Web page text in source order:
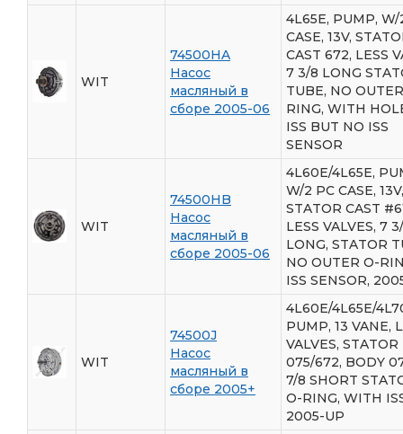
WIT
74500HA
Насос
масляный в
сборе 2005-06
4L65E, PUMP, W/
CASE, 13V,
CAST 672, LESS
7 3/8 LONG
TUBE, NO
RING, WITH
ISS BUT NO ISS
SENSOR
WIT
74500HB
Насос
масляный в
сборе 2005-06
4L60E/4L65E,
W/2 PC CASE, 13V,
STATOR CAST
LESS VALVES, 7
LONG, STATOR
NO OUTER O-
ISS SENSOR,
WIT
74500J
Насос
масляный в
сборе 2005+
4L60E/4L65E/
PUMP, 13 VANE,
VALVES, STATOR
075/672, BODY
7/8 SHORT
O-RING, WITH
2005-UP